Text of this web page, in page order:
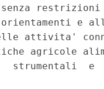
restrizioni
e
attivita'
agricole
strumentali